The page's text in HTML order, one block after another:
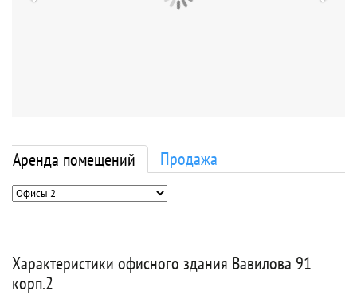
Аренда помещений Продажа
Характеристики офисного здания Вавилова 91
корп.2